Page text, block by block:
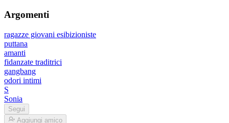
Argomenti
ragazze giovani esibizioniste
puttana
amanti
fidanzate traditrici
gangbang
odori intimi
S
Sonia
Segui
Aggiungi amico